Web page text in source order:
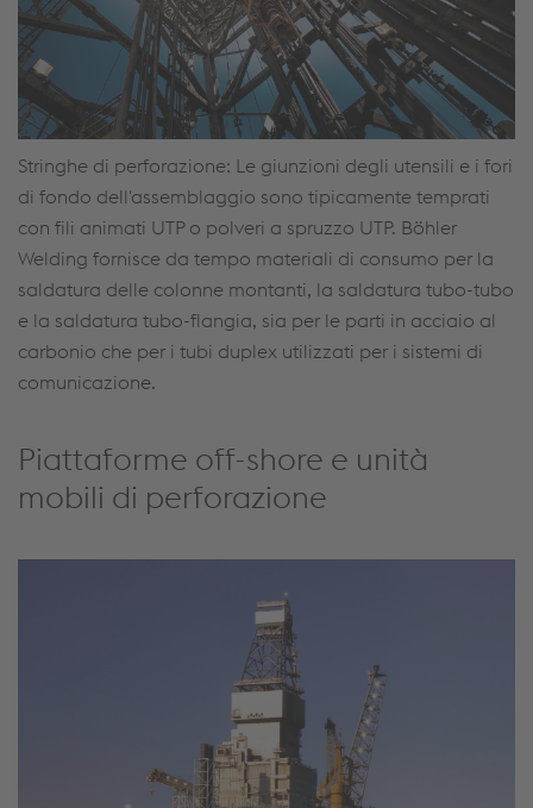
Stringhe di perforazione: Le giunzioni degli utensili e i fori
di fondo dell'assemblaggio sono tipicamente temprati
con fili animati UTP o polveri a spruzzo UTP. Böhler
Welding fornisce da tempo materiali di consumo per la
saldatura delle colonne montanti, la saldatura tubo-tubo
e la saldatura tubo-flangia, sia per le parti in acciaio al
carbonio che per i tubi duplex utilizzati per i sistemi di
comunicazione.
Piattaforme off-shore e unità
mobili di perforazione